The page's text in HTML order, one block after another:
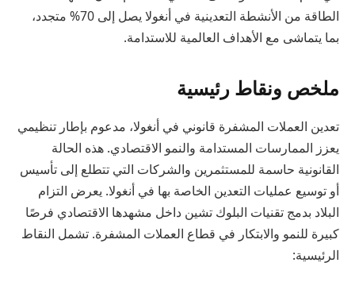
الطاقة من الأنشطة التعدينية في أنغولا يصل إلى 70% متجدد،
بما يتماشى مع الأهداف العالمية للاستدامة.
ملخص ونقاط رئيسية
تعدين العملات المشفرة قانوني في أنغولا، مدعوم بإطار تنظيمي
يعزز الممارسات المستدامة والنمو الاقتصادي. هذه الحالة
القانونية حاسمة للمستثمرين والشركات التي تتطلع إلى تأسيس
أو توسيع عمليات التعدين الخاصة بها في أنغولا. يعرض التزام
البلاد بدمج تقنيات البلوك تشين داخل مشهدها الاقتصادي فرصًا
كبيرة للنمو والابتكار في قطاع العملات المشفرة. تشمل النقاط
الرئيسية: